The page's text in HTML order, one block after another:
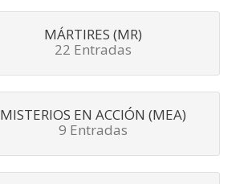
MÁRTIRES (MR)
22 Entradas
MISTERIOS EN ACCIÓN (MEA)
9 Entradas